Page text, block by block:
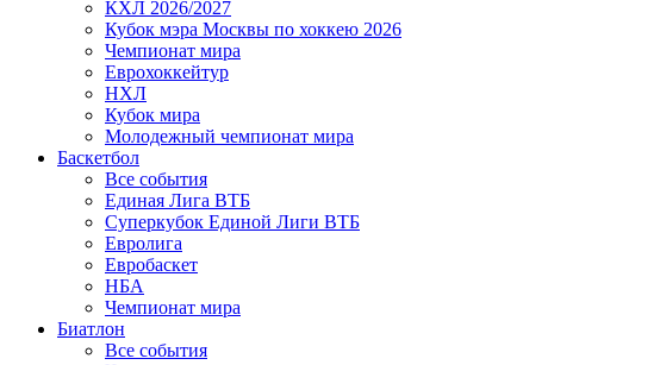
КХЛ 2026/2027
Кубок мэра Москвы по хоккею 2026
Чемпионат мира
Еврохоккейтур
НХЛ
Кубок мира
Молодежный чемпионат мира
Баскетбол
Все события
Единая Лига ВТБ
Суперкубок Единой Лиги ВТБ
Евролига
Евробаскет
НБА
Чемпионат мира
Биатлон
Все события